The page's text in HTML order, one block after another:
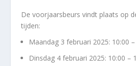
De voorjaarsbeurs vindt plaats op
tijden:
Maandag 3 februari 2025: 10:00
Dinsdag 4 februari 2025: 10:00 –